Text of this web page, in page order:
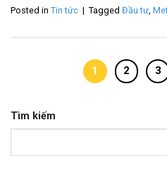
Posted in Tin tức | Tagged Đầu tư
1 2 3
Tìm kiếm